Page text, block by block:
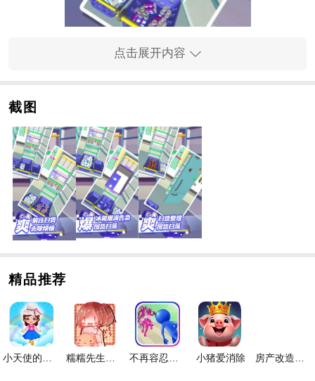
手游玩法
1、不同楼层设有不同的隔间，合理的空间规划有助于您
更好地整理冰箱。
2、根据您的分类方式、尺寸、商品类型，甚至品牌，一
切都取决于您，非常简单。
3、手游自由度高，所有物品都可以放入冰箱进入下一
关，换句话说，强迫症也可以进入福音。
1、这绝对可以称为强迫症的福音手游。请把杂物收拾
好，放尽可能多的东西。
2、无论谁在玩这个手游，它都非常简单，非常耗时。
3、手游机制并不复杂。点击屏幕即可轻松存储。
手游亮点
点击展开内容
截图
精品推荐
小猪爱消除